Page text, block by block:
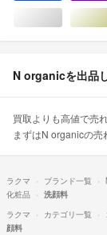
シルバ
N organicを出品
買取よりも高値で売
まずはN organicの売
ラクマ ブランド一覧
化粧品
洗顔料
ラクマ
カテゴリ一覧
顔料